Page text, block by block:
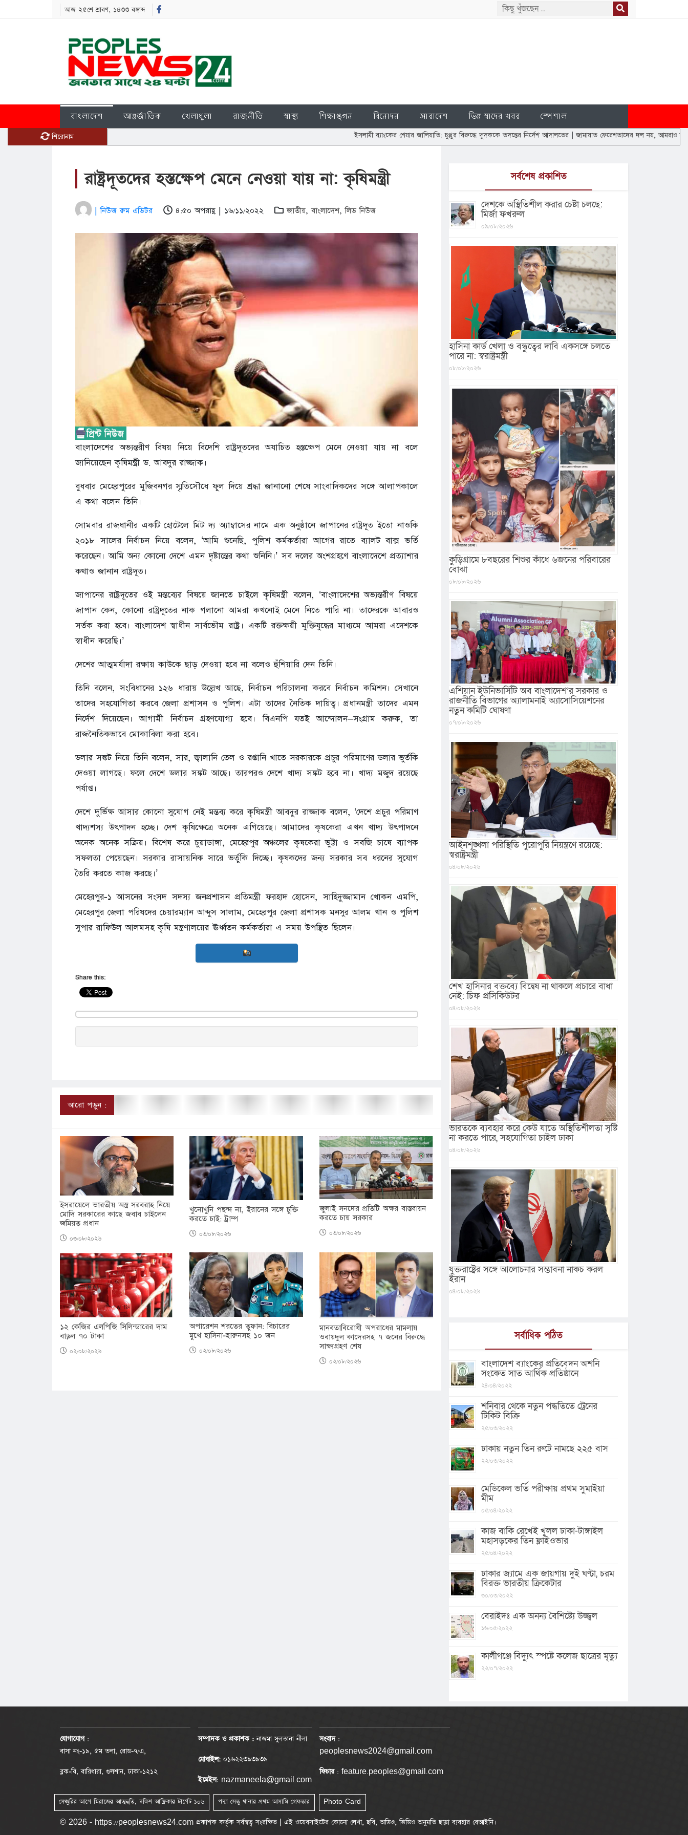
আজ ২৫শে শ্রাবণ, ১৪৩৩ বঙ্গাব্দ
বাংলাদেশ আন্তর্জাতিক খেলাধুলা রাজনীতি স্বাস্থ্য শিক্ষাঙ্গন বিনোদন সারাদেশ ভিন্ন স্বাদের খবর স্পেশাল
শিরোনাম ইসলামী ব্যাংকের শেয়ার জালিয়াতি: চুপ্পুর বিরুদ্ধে দুদককে তদন্তের নির্দেশ আদালতের|জামায়াত ফেরেশতাদের দল নয়, আমরাও মানুষ: ডা. শফিকুর
রাষ্ট্রদূতদের হস্তক্ষেপ মেনে নেওয়া যায় না: কৃষিমন্ত্রী
| নিউজ রুম এডিটর ৪:৫০ অপরাহ্ণ | ১৬/১১/২০২২ জাতীয়,বাংলাদেশ,লিড নিউজ
বাংলাদেশের অভ্যন্তরীণ বিষয় নিয়ে বিদেশি রাষ্ট্রদূতদের অযাচিত হস্তক্ষেপ মেনে নেওয়া যায় না বলে
জানিয়েছেন কৃষিমন্ত্রী ড. আবদুর রাজ্জাক।
বুধবার মেহেরপুরের মুজিবনগর স্মৃতিসৌধে ফুল দিয়ে শ্রদ্ধা জানানো শেষে সাংবাদিকদের সঙ্গে আলাপকালে
এ কথা বলেন তিনি।
সোমবার রাজধানীর একটি হোটেলে মিট দ্য অ্যাম্বাসের নামে এক অনুষ্ঠানে জাপানের রাষ্ট্রদূত ইতো নাওকি
২০১৮ সালের নির্বাচন নিয়ে বলেন, ‘আমি শুনেছি, পুলিশ কর্মকর্তারা আগের রাতে ব্যালট বাক্স ভর্তি
করেছেন। আমি অন্য কোনো দেশে এমন দৃষ্টান্তের কথা শুনিনি।’ সব দলের অংশগ্রহণে বাংলাদেশে প্রত্যাশার
কথাও জানান রাষ্ট্রদূত।
জাপানের রাষ্ট্রদূতের ওই মন্তব্যের বিষয়ে জানতে চাইলে কৃষিমন্ত্রী বলেন, ‘বাংলাদেশের অভ্যন্তরীণ বিষয়ে
জাপান কেন, কোনো রাষ্ট্রদূতের নাক গলানো আমরা কখনোই মেনে নিতে পারি না। তাদেরকে আবারও
সর্তক করা হবে। বাংলাদেশ স্বাধীন সার্বভৌম রাষ্ট্র। একটি রক্তক্ষয়ী মুক্তিযুদ্ধের মাধ্যমে আমরা এদেশকে
স্বাধীন করেছি।’
দেশের আত্মমর্যাদা রক্ষায় কাউকে ছাড় দেওয়া হবে না বলেও হুঁশিয়ারি দেন তিনি।
তিনি বলেন, সংবিধানের ১২৬ ধারায় উল্লেখ আছে, নির্বাচন পরিচালনা করবে নির্বাচন কমিশন। সেখানে
তাদের সহযোগিতা করবে জেলা প্রশাসন ও পুলিশ। এটা তাদের নৈতিক দায়িত্ব। প্রধানমন্ত্রী তাদের এমন
নির্দেশ দিয়েছেন। আগামী নির্বাচন গ্রহণযোগ্য হবে। বিএনপি যতই আন্দোলন–সংগ্রাম করুক, তা
রাজনৈতিকভাবে মোকাবিলা করা হবে।
ডলার সঙ্কট নিয়ে তিনি বলেন, সার, জ্বালানি তেল ও রপ্তানি খাতে সরকারকে প্রচুর পরিমাণের ডলার ভুর্তকি
দেওয়া লাগছে। ফলে দেশে ডলার সঙ্কট আছে। তারপরও দেশে খাদ্য সঙ্কট হবে না। খাদ্য মজুদ রয়েছে
পর্যাপ্ত।
দেশে দুর্ভিক্ষ আসার কোনো সুযোগ নেই মন্তব্য করে কৃষিমন্ত্রী আবদুর রাজ্জাক বলেন, ‘দেশে প্রচুর পরিমাণ
খাদ্যশস্য উৎপাদন হচ্ছে। দেশ কৃষিক্ষেত্রে অনেক এগিয়েছে। আমাদের কৃষকেরা এখন খাদ্য উৎপাদনে
অনেক অনেক সক্রিয়। বিশেষ করে চুয়াডাঙ্গা, মেহেরপুর অঞ্চলের কৃষকেরা ভুট্টা ও সবজি চাষে ব্যাপক
সফলতা পেয়েছেন। সরকার রাসায়নিক সারে ভর্তুকি দিচ্ছে। কৃষকদের জন্য সরকার সব ধরনের সুযোগ
তৈরি করতে কাজ করছে।’
মেহেরপুর-১ আসনের সংসদ সদস্য জনপ্রশাসন প্রতিমন্ত্রী ফরহাদ হোসেন, সাহিদুজ্জামান খোকন এমপি,
মেহেরপুর জেলা পরিষদের চেয়ারম্যান আব্দুস সালাম, মেহেরপুর জেলা প্রশাসক মনসুর আলম খান ও পুলিশ
সুপার রাফিউল আলমসহ কৃষি মন্ত্রণালয়ের ঊর্ধ্বতন কর্মকর্তারা এ সময় উপস্থিত ছিলেন।
Share this:
আরো পড়ুন :
ইসরায়েলে ভারতীয় অস্ত্র সরবরাহ নিয়ে
মোদি সরকারের কাছে জবাব চাইলেন
জমিয়ত প্রধান
০৩/০৮/২০২৬
খুনোখুনি পছন্দ না, ইরানের সঙ্গে চুক্তি
করতে চাই: ট্রাম্প
০৩/০৮/২০২৬
জুলাই সনদের প্রতিটি অক্ষর বাস্তবায়ন
করতে চায় সরকার
০৩/০৮/২০২৬
১২ কেজির এলপিজি সিলিন্ডারের দাম
বাড়ল ৭০ টাকা
০২/০৮/২০২৬
অপারেশন শরতের তুফান: বিচারের
মুখে হাসিনা-হারুনসহ ১০ জন
০২/০৮/২০২৬
মানবতাবিরোধী অপরাধের মামলায়
ওবায়দুল কাদেরসহ ৭ জনের বিরুদ্ধে
সাক্ষ্যগ্রহণ শেষ
০২/০৮/২০২৬
সর্বশেষ প্রকাশিত
দেশকে অস্থিতিশীল করার চেষ্টা চলছে:
মির্জা ফখরুল
০৯/০৮/২০২৬
হাসিনা কার্ড খেলা ও বন্ধুত্বের দাবি একসঙ্গে চলতে
পারে না: স্বরাষ্ট্রমন্ত্রী
০৮/০৮/২০২৬
কুড়িগ্রামে ৮বছরের শিশুর কাঁধে ৬জনের পরিবারের
বোঝা
০৮/০৮/২০২৬
এশিয়ান ইউনিভার্সিটি অব বাংলাদেশ’র সরকার ও
রাজনীতি বিভাগের অ্যালামনাই অ্যাসোসিয়েশনের
নতুন কমিটি ঘোষণা
০৭/০৮/২০২৬
আইনশৃঙ্খলা পরিস্থিতি পুরোপুরি নিয়ন্ত্রণে রয়েছে:
স্বরাষ্ট্রমন্ত্রী
০৪/০৮/২০২৬
শেখ হাসিনার বক্তব্যে বিদ্বেষ না থাকলে প্রচারে বাধা
নেই: চিফ প্রসিকিউটর
০৪/০৮/২০২৬
ভারতকে ব্যবহার করে কেউ যাতে অস্থিতিশীলতা সৃষ্টি
না করতে পারে, সহযোগিতা চাইল ঢাকা
০৪/০৮/২০২৬
যুক্তরাষ্ট্রের সঙ্গে আলোচনার সম্ভাবনা নাকচ করল
ইরান
০৪/০৮/২০২৬
সর্বাধিক পঠিত
বাংলাদেশ ব্যাংকের প্রতিবেদন অশনি
সংকেত সাত আর্থিক প্রতিষ্ঠানে
২৪/০৪/২০২২
শনিবার থেকে নতুন পদ্ধতিতে ট্রেনের
টিকিট বিক্রি
২৫/০৩/২০২২
ঢাকায় নতুন তিন রুটে নামছে ২২৫ বাস
২২/০৩/২০২২
মেডিকেল ভর্তি পরীক্ষায় প্রথম সুমাইয়া
মীম
০৫/০৪/২০২২
কাজ বাকি রেখেই খুলল ঢাকা-টাঙ্গাইল
মহাসড়কের তিন ফ্লাইওভার
২৫/০৪/২০২২
ঢাকার জ্যামে এক জায়গায় দুই ঘণ্টা, চরম
বিরক্ত ভারতীয় ক্রিকেটার
৩০/০৩/২০২২
বেরাইদঃ এক অনন্য বৈশিষ্ট্যে উজ্জ্বল
১৬/০৫/২০২২
কালীগঞ্জে বিদ্যুৎ স্পষ্টে কলেজ ছাত্রের মৃত্যু
২২/০৭/২০২২
যোগাযোগ :
বাসা নং-১৯, ৫ম তলা, রোড-৭/এ,
ব্লক-বি, বারিধারা, গুলশান, ঢাকা-১২১২
সম্পাদক ও প্রকাশক :নাজমা সুলতানা নীলা
মোবাইল: ০১৬২২৩৯৩৯৩৯
ইমেইল: nazmaneela@gmail.com
সংবাদ:
peoplesnews2024@gmail.com
ফিচার: feature.peoples@gmail.com
Photo Card
পদ্মা সেতু থানার প্রথম আসামি গ্রেফতার
সেঞ্চুরির আগে মিরাজের আত্মহুতি, দক্ষিণ আফ্রিকার টার্গেট ১০৬
© 2026 - https://peoplesnews24.com প্রকাশক কর্তৃক সর্বস্বত্ব সংরক্ষিত | এই ওয়েবসাইটের কোনো লেখা, ছবি, অডিও, ভিডিও অনুমতি ছাড়া ব্যবহার বেআইনি।